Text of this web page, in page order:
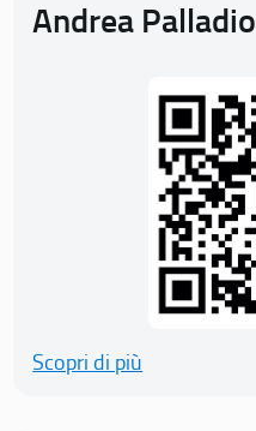
Andrea Palladio
Scopri di più